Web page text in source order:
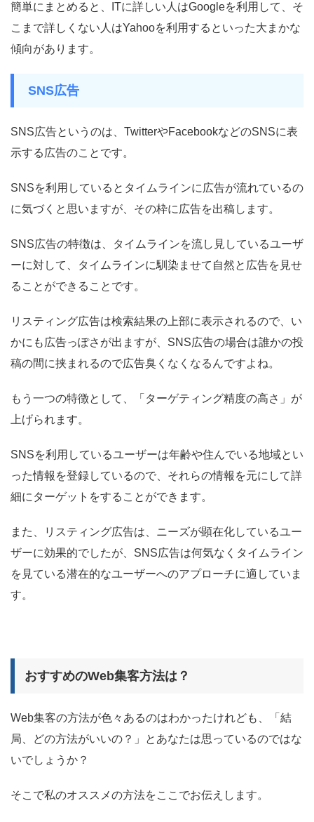
簡単にまとめると、ITに詳しい人はGoogleを利用して、そ
こまで詳しくない人はYahooを利用するといった大まかな
傾向があります。
SNS広告
SNS広告というのは、TwitterやFacebookなどのSNSに表
示する広告のことです。
SNSを利用しているとタイムラインに広告が流れているの
に気づくと思いますが、その枠に広告を出稿します。
SNS広告の特徴は、タイムラインを流し見しているユーザ
ーに対して、タイムラインに馴染ませて自然と広告を見せ
ることができることです。
リスティング広告は検索結果の上部に表示されるので、い
かにも広告っぽさが出ますが、SNS広告の場合は誰かの投
稿の間に挟まれるので広告臭くなくなるんですよね。
もう一つの特徴として、「ターゲティング精度の高さ」が
上げられます。
SNSを利用しているユーザーは年齢や住んでいる地域とい
った情報を登録しているので、それらの情報を元にして詳
細にターゲットをすることができます。
また、リスティング広告は、ニーズが顕在化しているユー
ザーに効果的でしたが、SNS広告は何気なくタイムライン
を見ている潜在的なユーザーへのアプローチに適していま
す。
おすすめのWeb集客方法は？
Web集客の方法が色々あるのはわかったけれども、「結
局、どの方法がいいの？」とあなたは思っているのではな
いでしょうか？
そこで私のオススメの方法をここでお伝えします。